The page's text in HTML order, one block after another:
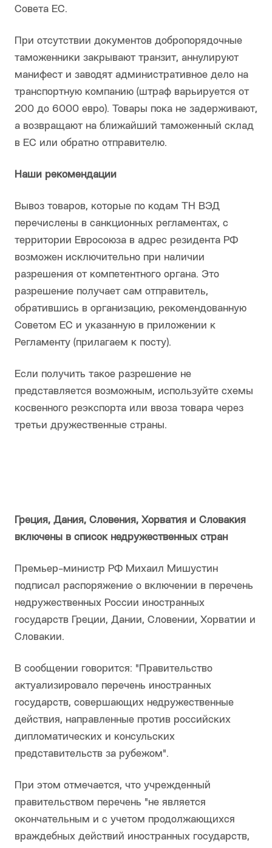
Совета ЕС.
При отсутствии документов добропорядочные
таможенники закрывают транзит, аннулируют
манифест и заводят административное дело на
транспортную компанию (штраф варьируется от
200 до 6000 евро). Товары пока не задерживают,
а возвращают на ближайший таможенный склад
в ЕС или обратно отправителю.
Наши рекомендации
Вывоз товаров, которые по кодам ТН ВЭД
перечислены в санкционных регламентах, с
территории Евросоюза в адрес резидента РФ
возможен исключительно при наличии
разрешения от компетентного органа. Это
разрешение получает сам отправитель,
обратившись в организацию, рекомендованную
Советом ЕС и указанную в приложении к
Регламенту (прилагаем к посту).
Если получить такое разрешение не
представляется возможным, используйте схемы
косвенного реэкспорта или ввоза товара через
третьи дружественные страны.
Греция, Дания, Словения, Хорватия и Словакия
включены в список недружественных стран
Премьер-министр РФ Михаил Мишустин
подписал распоряжение о включении в перечень
недружественных России иностранных
государств Греции, Дании, Словении, Хорватии и
Словакии.
В сообщении говорится: "Правительство
актуализировало перечень иностранных
государств, совершающих недружественные
действия, направленные против российских
дипломатических и консульских
представительств за рубежом".
При этом отмечается, что учрежденный
правительством перечень "не является
окончательным и с учетом продолжающихся
враждебных действий иностранных государств,